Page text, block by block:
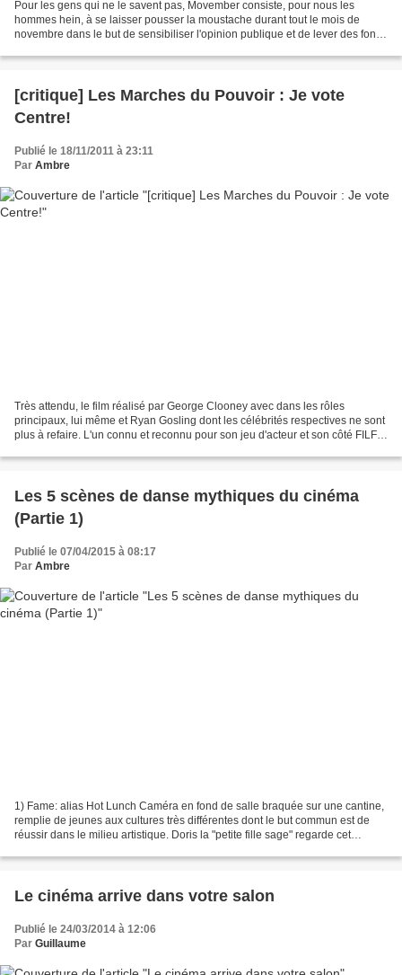
Pour les gens qui ne le savent pas, Movember consiste, pour nous les
hommes hein, à se laisser pousser la moustache durant tout le mois de
novembre dans le but de sensibiliser l'opinion publique et de lever des fonds
[critique] Les Marches du Pouvoir : Je vote
Centre!
Publié le 18/11/2011 à 23:11
Par Ambre
Très attendu, le film réalisé par George Clooney avec dans les rôles
principaux, lui même et Ryan Gosling dont les célébrités respectives ne sont
plus à refaire. L'un connu et reconnu pour son jeu d'acteur et son côté FILF
Les 5 scènes de danse mythiques du cinéma
(Partie 1)
Publié le 07/04/2015 à 08:17
Par Ambre
1) Fame: alias Hot Lunch Caméra en fond de salle braquée sur une cantine,
remplie de jeunes aux cultures très différentes dont le but commun est de
réussir dans le milieu artistique. Doris la "petite fille sage" regarde cet
Le cinéma arrive dans votre salon
Publié le 24/03/2014 à 12:06
Par Guillaume